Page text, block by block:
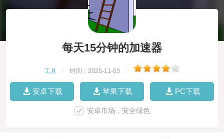
每天15分钟的加速器
工具 时间：2025-11-03
安卓下载 苹果下载 PC下载
安卓市场，安全绿色